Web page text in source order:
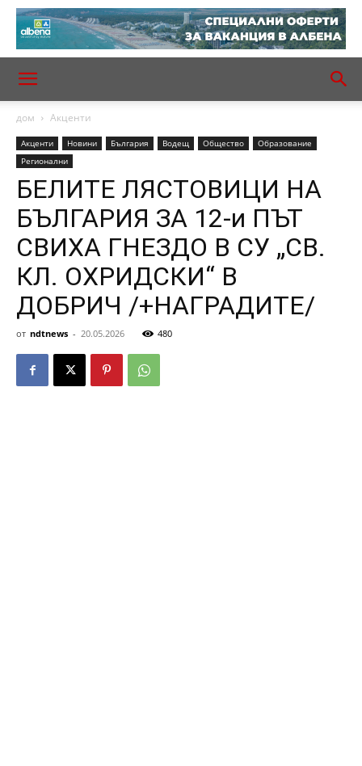
дом Акценти
Акценти Новини България Водещ Общество
Образование
Регионални
БЕЛИТЕ ЛЯСТОВИЦИ НА
БЪЛГАРИЯ ЗА 12-и ПЪТ
СВИХА ГНЕЗДО В СУ „СВ.
КЛ. ОХРИДСКИ“ В
ДОБРИЧ /+НАГРАДИТЕ/
от ndtnews - 20.05.2026 480